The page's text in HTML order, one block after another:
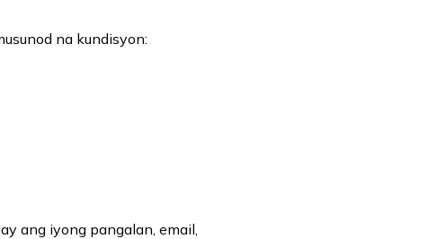
na kundisyon:
ang iyong pangalan, email,